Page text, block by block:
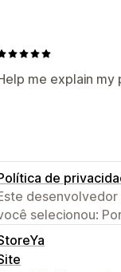
me explain
de
selecionou: